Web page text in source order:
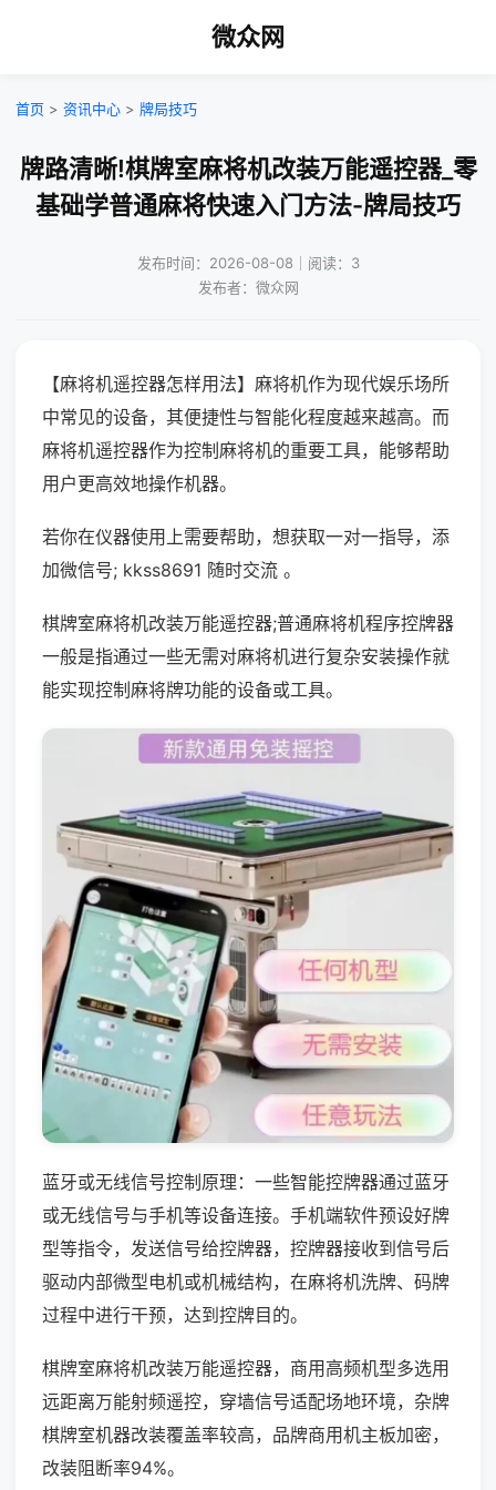
微众网
首页 > 资讯中心 > 牌局技巧
牌路清晰!棋牌室麻将机改装万能遥控器_零
基础学普通麻将快速入门方法-牌局技巧
发布时间：2026-08-08｜阅读：3
发布者：微众网
【麻将机遥控器怎样用法】麻将机作为现代娱乐场所
中常见的设备，其便捷性与智能化程度越来越高。而
麻将机遥控器作为控制麻将机的重要工具，能够帮助
用户更高效地操作机器。
若你在仪器使用上需要帮助，想获取一对一指导，添
加微信号; kkss8691 随时交流 。
棋牌室麻将机改装万能遥控器;普通麻将机程序控牌器
一般是指通过一些无需对麻将机进行复杂安装操作就
能实现控制麻将牌功能的设备或工具。
蓝牙或无线信号控制原理：一些智能控牌器通过蓝牙
或无线信号与手机等设备连接。手机端软件预设好牌
型等指令，发送信号给控牌器，控牌器接收到信号后
驱动内部微型电机或机械结构，在麻将机洗牌、码牌
过程中进行干预，达到控牌目的。
棋牌室麻将机改装万能遥控器，商用高频机型多选用
远距离万能射频遥控，穿墙信号适配场地环境，杂牌
棋牌室机器改装覆盖率较高，品牌商用机主板加密，
改装阻断率94%。